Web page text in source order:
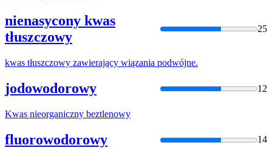
nienasycony kwas
tłuszczowy
25
kwas tłuszczowy zawierający wiązania podwójne.
jodowodorowy 12
Kwas nieorganiczny beztlenowy
fluorowodorowy 14